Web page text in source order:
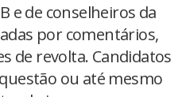
e de conselheiros da
por comentários,
de revolta. Candidatos
ou até mesmo